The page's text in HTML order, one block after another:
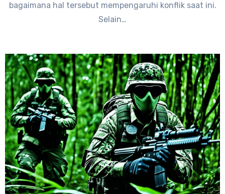
bagaimana hal tersebut mempengaruhi konflik saat ini.
Selain…